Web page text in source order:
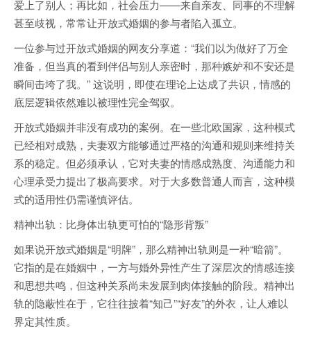
爱上了别人；再比如，社会压力——来自亲友、同事的不理解
甚至歧视，常常让开放式婚姻的参与者陷入孤立。
一位参与过开放式婚姻的网友分享道：“我们以为做好了万全
准备，但当真的看到伴侣与别人亲密时，那种嫉妒和不安还是
瞬间击垮了我。” 这说明，即使在理论上达成了共识，情感的
底层逻辑依然难以被理性完全驾驭。
开放式婚姻并非没有成功的案例。在一些北欧国家，这种模式
已经相对成熟，夫妻双方能够通过严格的沟通和规则来维持关
系的稳定。但必须承认，它对夫妻的情感成熟度、沟通能力和
心理承受力提出了极高要求。对于大多数普通人而言，这种模
式的适用性仍需谨慎评估。
精神出轨：比身体出轨更可怕的“隐形背叛”
如果说开放式婚姻是“明牌”，那么精神出轨则是一种“暗箭”。
它指的是在婚姻中，一方与婚外异性产生了深层次的情感连接
和思想共鸣，但这种关系尚未发展到肉体接触的阶段。精神出
轨的隐蔽性在于，它往往披着“知己”“好友”的外衣，让人难以
界定其性质。